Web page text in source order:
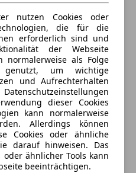
nutzen Cookies oder
die für die
erforderlich sind und
der Webseite
normalerweise als Folge
genutzt, um wichtige
und Aufrechterhalten
dieser Cookies
kann normalerweise
Allerdings können
Cookies oder ähnliche
darauf hinweisen. Das
oder ähnlicher Tools kann
beeinträchtigen.